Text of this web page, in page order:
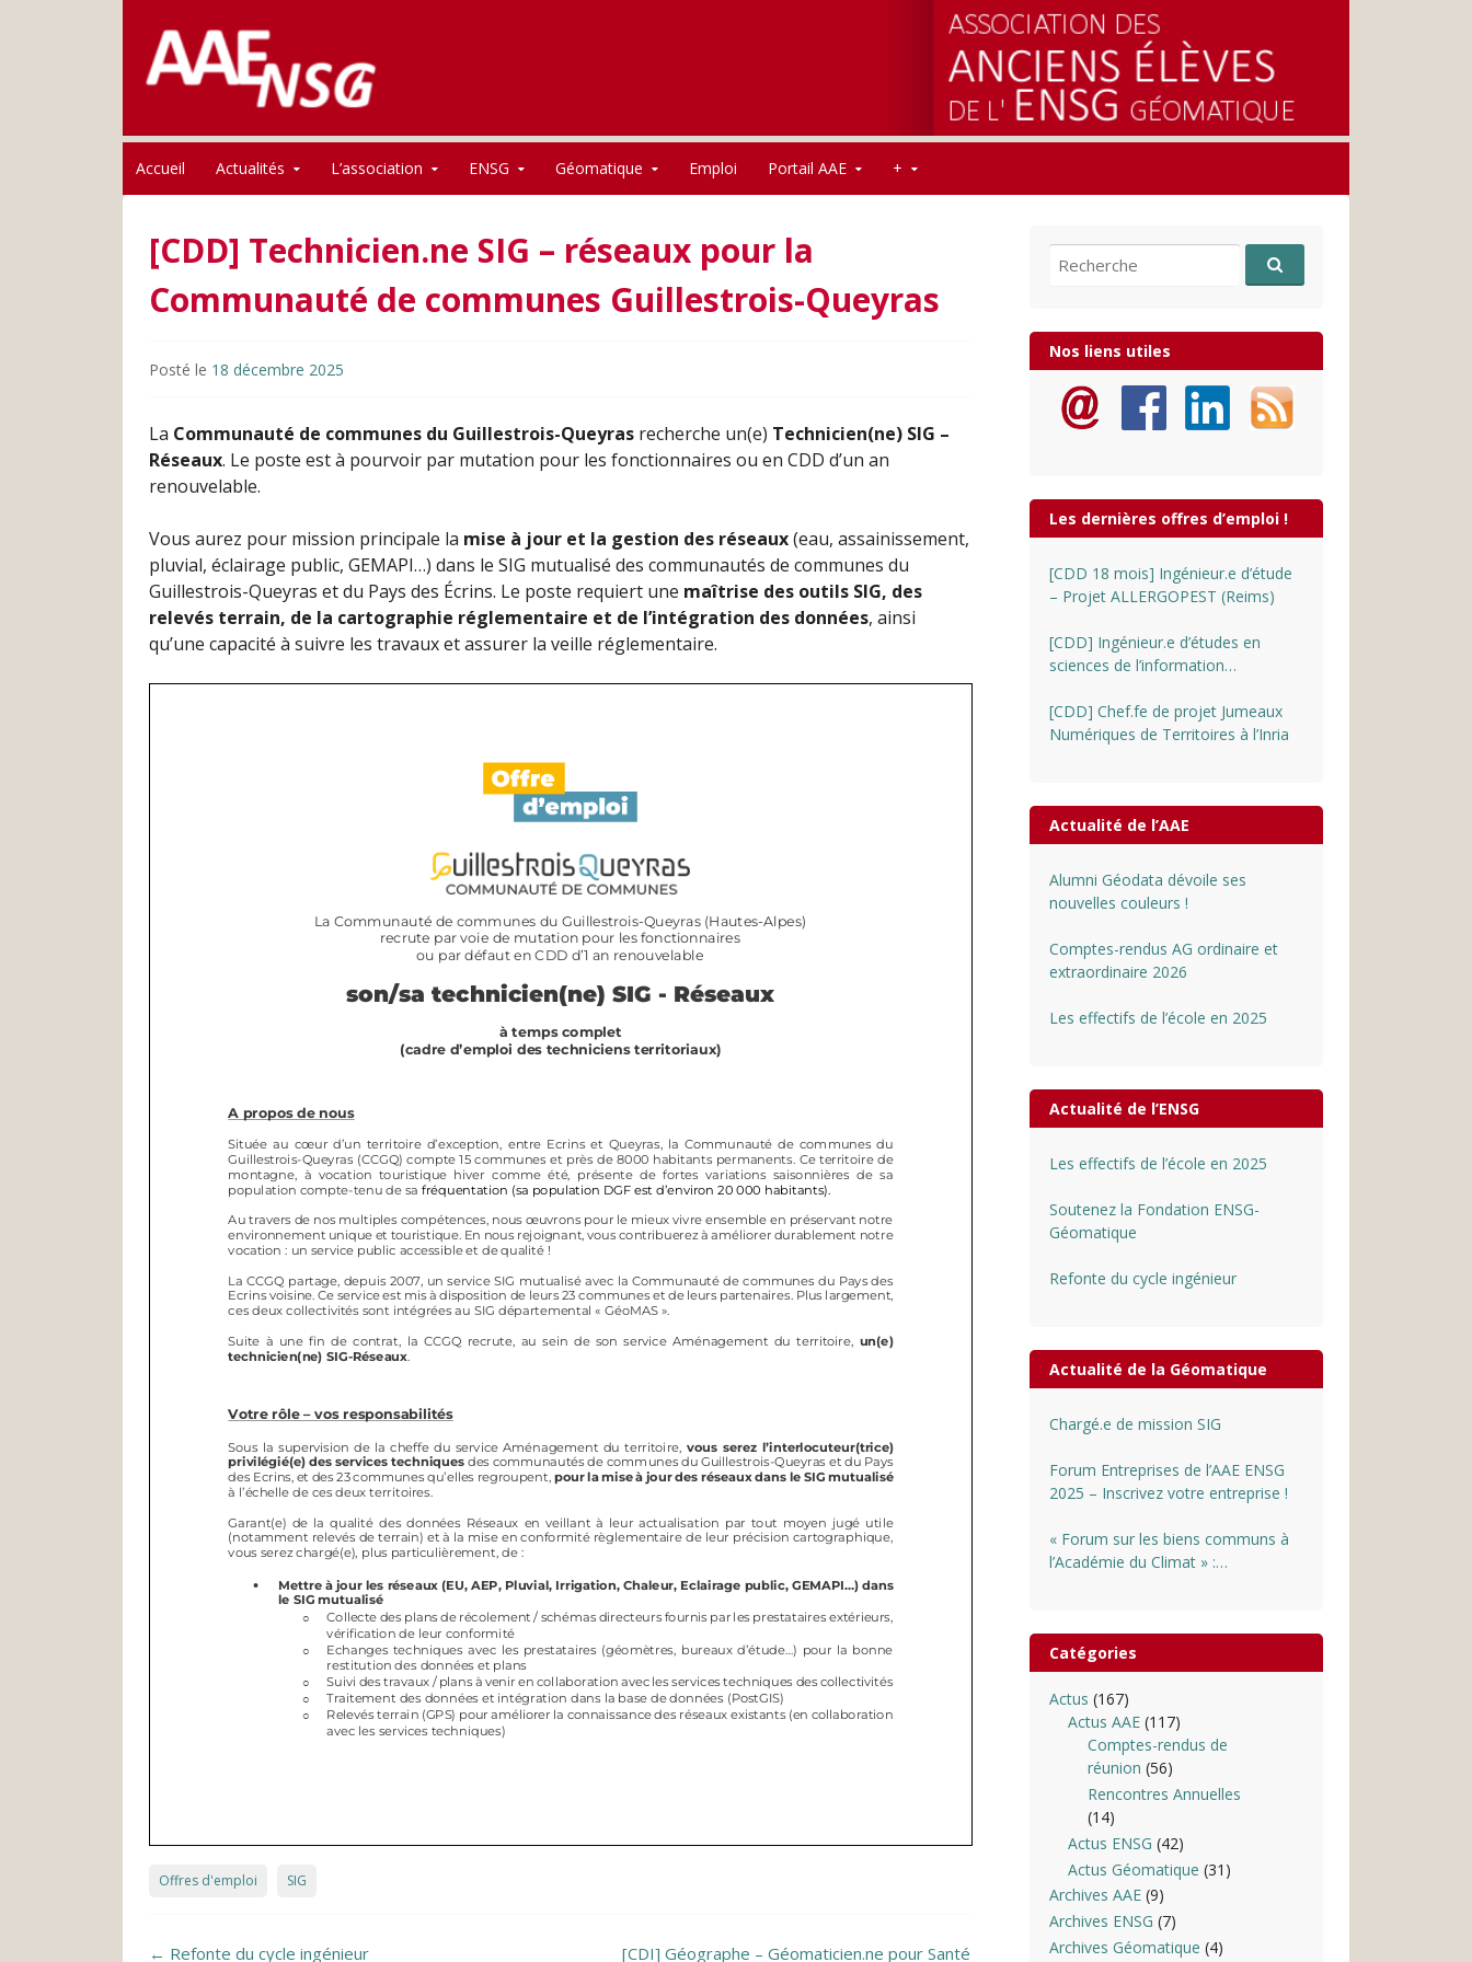
AAE-ENSG
Accueil Actualités L’association ENSG Géomatique Emploi Portail AAE +
[CDD] Technicien.ne SIG – réseaux pour la
Communauté de communes Guillestrois-Queyras
Posté le 18 décembre 2025
La Communauté de communes du Guillestrois-Queyras recherche un(e) Technicien(ne) SIG –
Réseaux. Le poste est à pourvoir par mutation pour les fonctionnaires ou en CDD d’un an
renouvelable.
Vous aurez pour mission principale la mise à jour et la gestion des réseaux(eau, assainissement,
pluvial, éclairage public, GEMAPI…) dans le SIG mutualisé des communautés de communes du
Guillestrois-Queyras et du Pays des Écrins. Le poste requiert une maîtrise des outils SIG, des
relevés terrain, de la cartographie réglementaire et de l’intégration des données, ainsi
qu’une capacité à suivre les travaux et assurer la veille réglementaire.
Offres d'emploi SIG
Post navigation
← Refonte du cycle ingénieur [CDI] Géographe – Géomaticien.ne pour Santé
Recherche pour:
Nos liens utiles
Les dernières offres d’emploi !
[CDD 18 mois] Ingénieur.e d’étude
– Projet ALLERGOPEST (Reims)
[CDD] Ingénieur.e d’études en
sciences de l’information
[CDD] Chef.fe de projet Jumeaux
Numériques de Territoires à l’Inria
Actualité de l’AAE
Alumni Géodata dévoile ses
nouvelles couleurs !
Comptes-rendus AG ordinaire et
extraordinaire 2026
Les effectifs de l’école en 2025
Actualité de l’ENSG
Les effectifs de l’école en 2025
Soutenez la Fondation ENSG-
Géomatique
Refonte du cycle ingénieur
Actualité de la Géomatique
Chargé.e de mission SIG
Forum Entreprises de l’AAE ENSG
2025 – Inscrivez votre entreprise !
« Forum sur les biens communs à
l’Académie du Climat » :
Catégories
Actus (167)
Actus AAE (117)
Comptes-rendus de
réunion (56)
Rencontres Annuelles
(14)
Actus ENSG (42)
Actus Géomatique (31)
Archives AAE(9)
Archives ENSG (7)
Archives Géomatique (4)